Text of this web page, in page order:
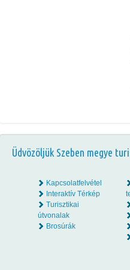
Üdvözöljük Szeben megye
Kapcsolatfelvétel
Interaktív Térkép
Turisztikai
útvonalak
Brosúrák